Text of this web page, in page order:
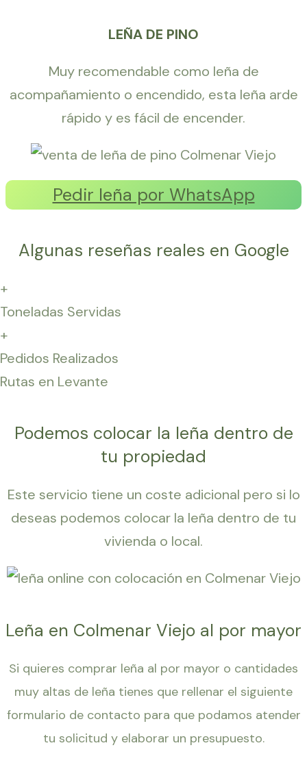
LEÑA DE PINO
Muy recomendable como leña de
acompañamiento o encendido, esta leña arde
rápido y es fácil de encender.
Pedir leña por WhatsApp
Algunas reseñas reales en Google
+
Toneladas Servidas
+
Pedidos Realizados
Rutas en Levante
Podemos colocar la leña dentro de
tu propiedad
Este servicio tiene un coste adicional pero si lo
deseas podemos colocar la leña dentro de tu
vivienda o local.
Leña en Colmenar Viejo al por mayor
Si quieres comprar leña al por mayor o cantidades
muy altas de leña tienes que rellenar el siguiente
formulario de contacto para que podamos atender
tu solicitud y elaborar un presupuesto.